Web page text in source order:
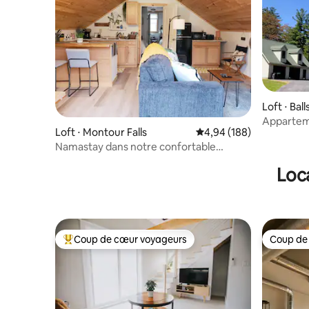
Loft ⋅ Montour Falls Évaluation moyenne
4,94 (188)
Namastay dans notre confortable
Loft ⋅
Coups de cœur voyageurs les plus appréciés
Coup de cœur voyageurs Coup
Coup